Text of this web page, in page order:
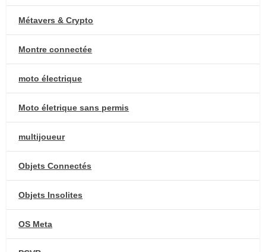
Métavers & Crypto
Montre connectée
moto électrique
Moto életrique sans permis
multijoueur
Objets Connectés
Objets Insolites
OS Meta